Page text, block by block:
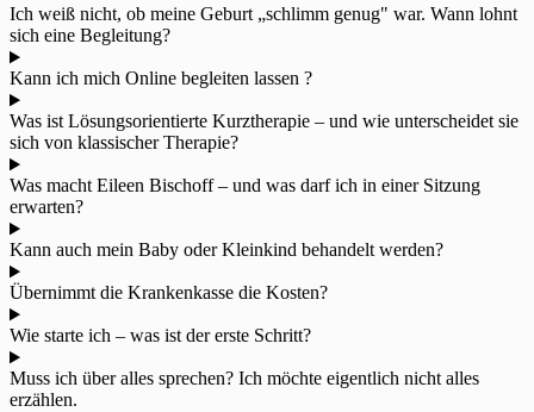
Ich weiß nicht, ob meine Geburt „schlimm genug" war. Wann lohnt
sich eine Begleitung?
Kann ich mich Online begleiten lassen ?
Was ist Lösungsorientierte Kurztherapie – und wie unterscheidet sie
sich von klassischer Therapie?
Was macht Eileen Bischoff – und was darf ich in einer Sitzung
erwarten?
Kann auch mein Baby oder Kleinkind behandelt werden?
Übernimmt die Krankenkasse die Kosten?
Wie starte ich – was ist der erste Schritt?
Muss ich über alles sprechen? Ich möchte eigentlich nicht alles
erzählen.